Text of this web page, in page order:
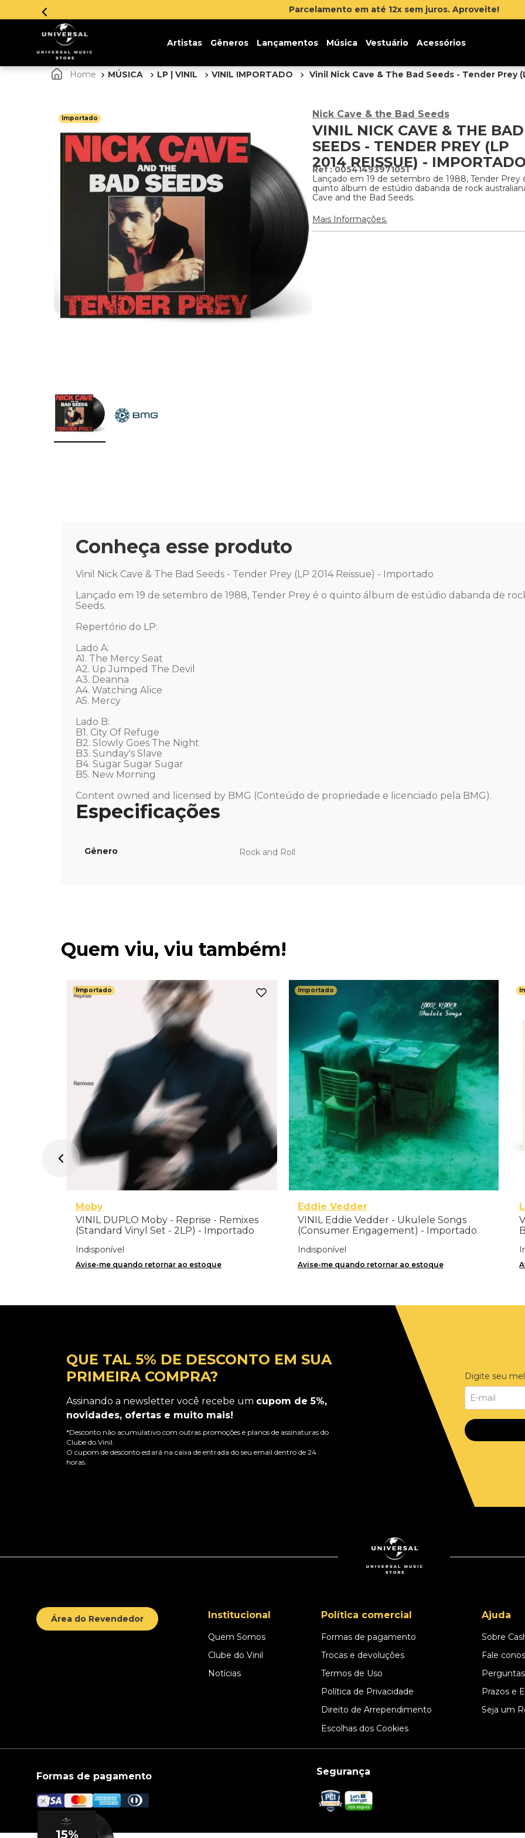
Parcelamento em até 12x sem juros. Aproveite!
Artistas Gêneros Lançamentos Música Vestuário Acessórios
MÚSICA LP | VINIL VINIL IMPORTADO Vinil Nick Cave & The Bad Seeds - Tender Prey
Importado Nick Cave & the Bad Seeds
VINIL NICK CAVE & THE BAD
SEEDS - TENDER PREY (LP
2014 REISSUE) - IMPORTADO
:00541493971051
Lançado em 19 de setembro de 1988, Tender Prey
quinto álbum de estúdio dabanda de rock
Cave and the Bad Seeds.
Mais Informações.
Conheça esse produto
Vinil Nick Cave & The Bad Seeds - Tender Prey (LP 2014 Reissue) - Importado
Lançado em 19 de setembro de 1988, Tender Prey é o quinto álbum de estúdio dabanda de
Seeds.
Repertório do LP:
Lado A:
A1. The Mercy Seat
A2. Up Jumped The Devil
A3. Deanna
A4. Watching Alice
A5. Mercy
Lado B:
B1. City Of Refuge
B2. Slowly Goes The Night
B3. Sunday's Slave
B4. Sugar Sugar Sugar
B5. New Morning
Content owned and licensed by BMG (Conteúdo de propriedade e licenciado pela BMG).
Gênero Rock and Roll
Quem viu, viu também!
Importado
Moby
VINIL DUPLO Moby - Reprise - Remixes
(Standard Vinyl Set - 2LP) - Importado
Indisponível
Avise-me quando retornar ao estoque
Importado
Eddie Vedder
VINIL Eddie Vedder - Ukulele Songs
(Consumer Engagement) - Importado
Indisponível
Avise-me quando retornar ao estoque
QUE TAL 5% DE DESCONTO EM SUA
PRIMEIRA COMPRA?
Assinando a newsletter você recebe um cupom de 5%,
novidades, ofertas e muito mais!
*Desconto não acumulativo com outras promoções e planos de assinaturas do
Clube do Vinil.
O cupom de desconto estará na caixa de entrada do seu email dentro de 24
horas.
Digite seu
Área do Revendedor Institucional
Quem Somos
Clube do Vinil
Notícias
Política comercial
Formas de pagamento
Trocas e devoluções
Termos de Uso
Política de Privacidade
Direito de Arrependimento
Escolhas dos Cookies
Ajuda
Sobre
Fale
Prazos e
Seja um
Formas de pagamento Segurança